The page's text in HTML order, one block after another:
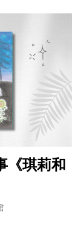
《琪莉和